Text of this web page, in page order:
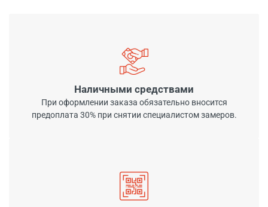
Наличными средствами
При оформлении заказа обязательно вносится
предоплата 30% при снятии специалистом замеров.